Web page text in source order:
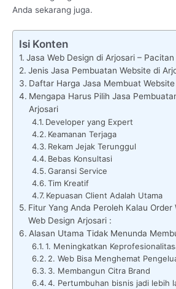
Anda sekarang juga.
Isi Konten
Jasa Web Design di Arjosari – Pacitan
Jenis Jasa Pembuatan Website di
Daftar Harga Jasa Membuat
Mengapa Harus Pilih Jasa
Arjosari
Developer yang Expert
Keamanan Terjaga
Rekam Jejak Terunggul
Bebas Konsultasi
Garansi Service
Tim Kreatif
Kepuasan Client Adalah Utama
Fitur Yang Anda Peroleh Kalau Order
Web Design Arjosari :
Alasan Utama Tidak Menunda
1. Meningkatkan
2. Web Bisa Menghemat
3. Membangun Citra Brand
4. Pertumbuhan bisnis jadi lebih